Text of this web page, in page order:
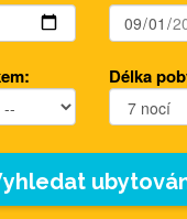
Délka